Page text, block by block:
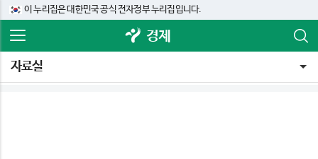
이 누리집은 대한민국 공식 전자정부 누리집입니다.
경제
자료실